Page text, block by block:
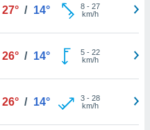
27° / 14° 8- 27
km/h
26° / 14° 5- 22
km/h
26° / 14° 3- 28
km/h